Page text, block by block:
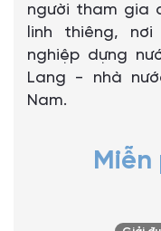
người tham gia
linh thiêng,
nghiệp dựng
Lang - nhà
Nam.